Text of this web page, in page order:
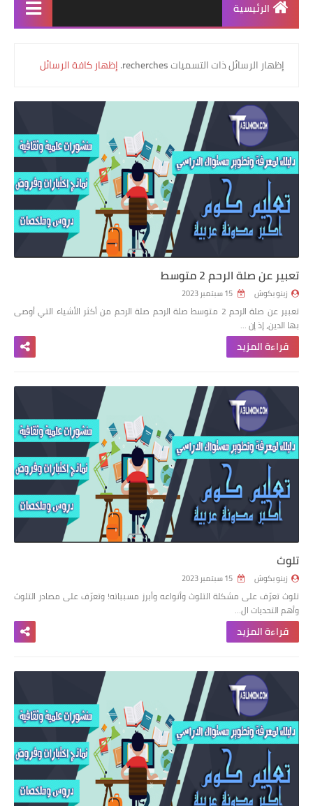
الرئيسية
‏إظهار الرسائل ذات التسمياتrecherches
.إظهار كافة الرسائل
تعبير عن صلة الرحم 2 متوسط
زينو بكوش
تعبير عن صلة الرحم 2 متوسط صلة الرحم صلة الرحم من أكثر الأشياء التي أوصى
بها الدين، إذ إن …
قراءة المزيد
تلوث
زينو بكوش
تلوث تعرّف على مشكلة التلوث وأنواعه وأبرز مسبباته! وتعرّف على مصادر التلوث
وأهم التحديات ال…
قراءة المزيد